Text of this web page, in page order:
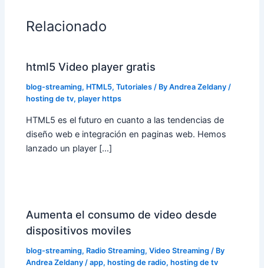
Relacionado
html5 Video player gratis
blog-streaming, HTML5,Tutoriales / ByAndrea Zeldany /
hosting de tv,player https
HTML5 es el futuro en cuanto a las tendencias de
diseño web e integración en paginas web. Hemos
lanzado un player […]
Aumenta el consumo de video desde
dispositivos moviles
blog-streaming, Radio Streaming,Video Streaming / By
Andrea Zeldany/app,hosting de radio,hosting de tv